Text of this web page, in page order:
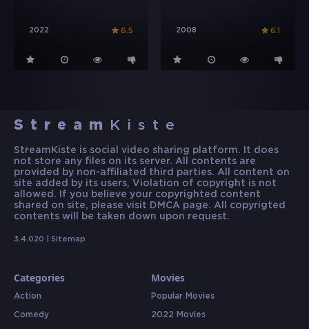
2022 6.5 2008 6.1
Stream Kiste
StreamKiste is social video sharing platform. It does
not store any files on its server. All contents are
provided by non-affiliated third parties. All content on
site added by its users, Violation of copyright is not
allowed. If you believe your copyrighted content
shared on site, please visit DMCA page. All copyrigted
contents will be taken down upon request.
3.4.020 | Sitemap
Categories
Action
Comedy
Movies
Popular Movies
2022 Movies